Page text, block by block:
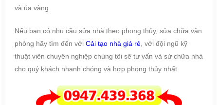
và úa vàng.
Nếu bạn có nhu cầu sửa nhà theo phong thủy, sửa chữa văn
phòng hãy tìm đến với Cải tạo nhà giá rẻ, với đội ngũ kỹ
thuật viên chuyên nghiệp chúng tôi sẽ tư vấn và sử chữa nhà
cho quý khách nhanh chóng và hợp phong thủy nhất.